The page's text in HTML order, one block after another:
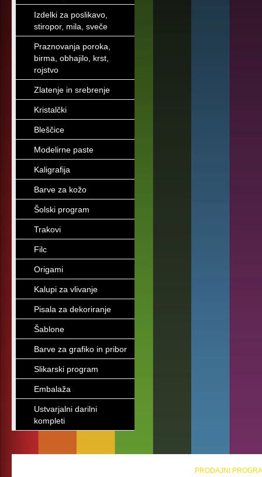
Izdelki za poslikavo,
stiropor, mila, sveče
Praznovanja poroka,
birma, obhajilo, krst,
rojstvo
Zlatenje in srebrenje
Kristalčki
Bleščice
Modelirne paste
Kaligrafija
Barve za kožo
Šolski program
Trakovi
Filc
Origami
Kalupi za vlivanje
Pisala za dekoriranje
Šablone
Barve za grafiko in pribor
Slikarski program
Embalaža
Ustvarjalni darilni
kompleti
PRODAJNI